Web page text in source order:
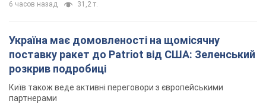
6 часов назад 31,2 т.
Україна має домовленості на щомісячну
поставку ракет до Patriot від США: Зеленський
розкрив подробиці
Київ також веде активні переговори з європейськими
партнерами